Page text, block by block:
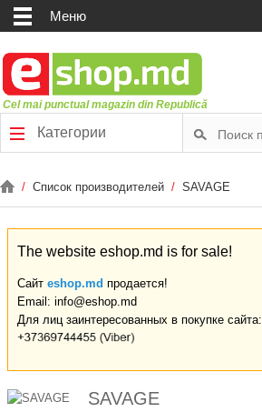
Меню
Cel mai punctual magazin din Republică
Категории
/ Список производителей / SAVAGE
The website eshop.md is for sale!
Сайт eshop.md продается!
Email: info@eshop.md
Для лиц заинтересованных в покупке сайта:
SAVAGE